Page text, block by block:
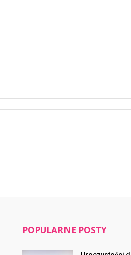
POPULARNE POSTY